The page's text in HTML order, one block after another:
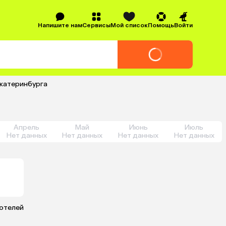
Напишите намСервисыМой списокПомощьВойти
Апрель
Нет данных
Май
Нет данных
Июнь
Нет данных
Июль
Нет данных